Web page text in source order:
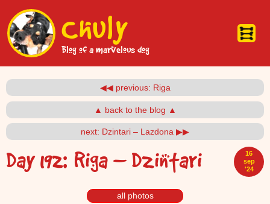
Chuly
Blog of a marvelous dog
◀◀ previous: Riga
▲ back to the blog ▲
next: Dzintari – Lazdona ▶▶
16
sep
'24
Day 192: Riga – Dzintari
all photos